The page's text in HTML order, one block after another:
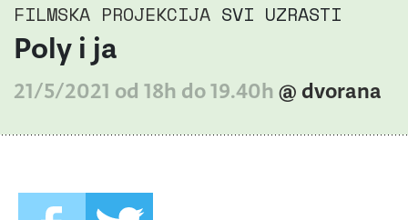
FILMSKA PROJEKCIJA SVI UZRASTI
Poly i ja
21/5/2021 od 18h do 19.40h @ dvorana